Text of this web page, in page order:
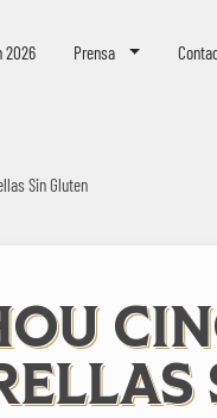
2026 Prensa
Sin Gluten